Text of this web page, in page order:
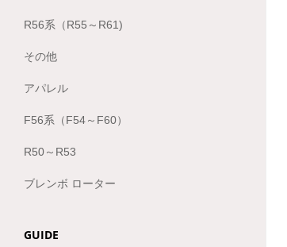
R56系（R55～R61)
その他
アパレル
F56系（F54～F60）
R50～R53
ブレンボ ローター
GUIDE